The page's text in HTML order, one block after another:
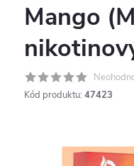
Mango
Kód produktu: 47423